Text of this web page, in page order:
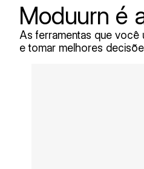
Moduurn é
As ferramentas que você
e tomar melhores